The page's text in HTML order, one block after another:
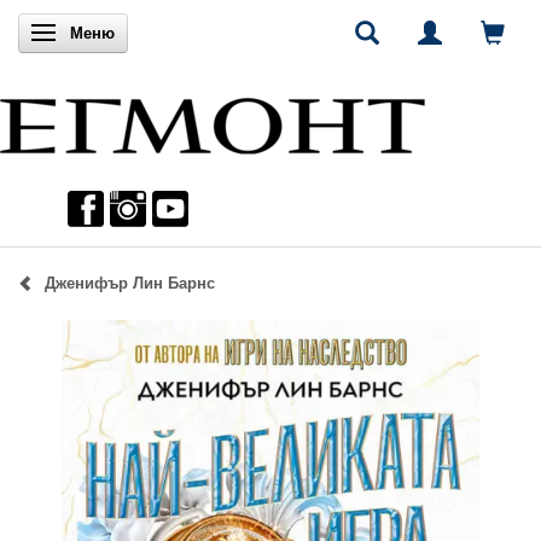
Включи навигацията
Меню
Дженифър Лин Барнс